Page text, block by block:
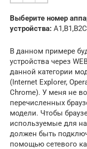
Выберите номер
устройства:
В данном примере
устройства через
данной категории
(Internet Explorer,
Chrome). У меня не
перечисленных
модели. Чтобы
используемые для
должен быть
помощью сетевого